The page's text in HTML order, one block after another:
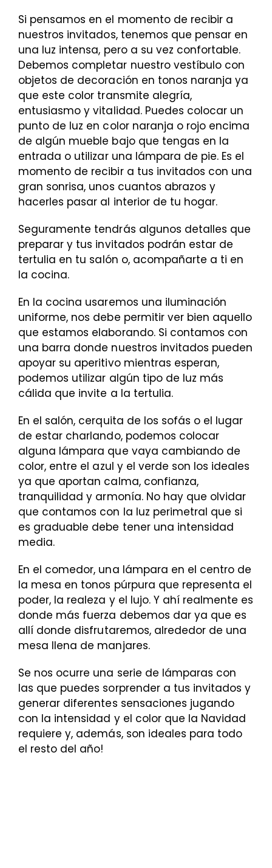
Si pensamos en el momento de recibir a
nuestros invitados, tenemos que pensar en
una luz intensa, pero a su vez confortable.
Debemos completar nuestro vestíbulo con
objetos de decoración en tonos naranja ya
que este color transmite alegría,
entusiasmo y vitalidad. Puedes colocar un
punto de luz en color naranja o rojo encima
de algún mueble bajo que tengas en la
entrada o utilizar una lámpara de pie. Es el
momento de recibir a tus invitados con una
gran sonrisa, unos cuantos abrazos y
hacerles pasar al interior de tu hogar.
Seguramente tendrás algunos detalles que
preparar y tus invitados podrán estar de
tertulia en tu salón o, acompañarte a ti en
la cocina.
En la cocina usaremos una iluminación
uniforme, nos debe permitir ver bien aquello
que estamos elaborando. Si contamos con
una barra donde nuestros invitados pueden
apoyar su aperitivo mientras esperan,
podemos utilizar algún tipo de luz más
cálida que invite a la tertulia.
En el salón, cerquita de los sofás o el lugar
de estar charlando, podemos colocar
alguna lámpara que vaya cambiando de
color, entre el azul y el verde son los ideales
ya que aportan calma, confianza,
tranquilidad y armonía. No hay que olvidar
que contamos con la luz perimetral que si
es graduable debe tener una intensidad
media.
En el comedor, una lámpara en el centro de
la mesa en tonos púrpura que representa el
poder, la realeza y el lujo. Y ahí realmente es
donde más fuerza debemos dar ya que es
allí donde disfrutaremos, alrededor de una
mesa llena de manjares.
Se nos ocurre una serie de lámparas con
las que puedes sorprender a tus invitados y
generar diferentes sensaciones jugando
con la intensidad y el color que la Navidad
requiere y, además, son ideales para todo
el resto del año!